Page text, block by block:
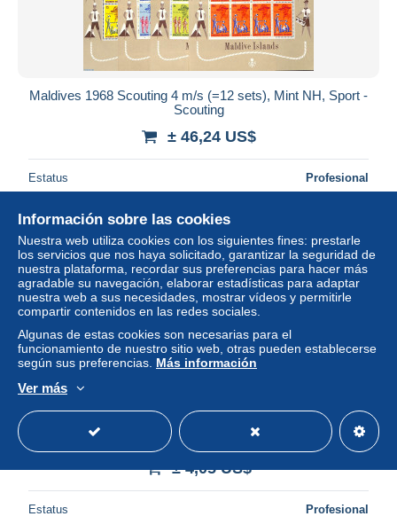
Maldives 1968 Scouting 4 m/s (=12 sets), Mint NH, Sport -
Scouting
± 46,24 US$
Estatus Profesional
Nuevo
Maldives 1989 Titian painting s/s, Mint NH, History -
Knights - Art - Paintings
± 4,05 US$
Estatus Profesional
Información sobre las cookies
Nuestra web utiliza cookies con los siguientes fines: prestarle
los servicios que nos haya solicitado, garantizar la seguridad de
nuestra plataforma, recordar sus preferencias para hacer más
agradable su navegación, elaborar estadísticas para adaptar
nuestra web a sus necesidades, mostrar vídeos y permitirle
compartir contenidos en las redes sociales.
Algunas de estas cookies son necesarias para el
funcionamiento de nuestro sitio web, otras pueden establecerse
según sus preferencias. Más información
Ver más